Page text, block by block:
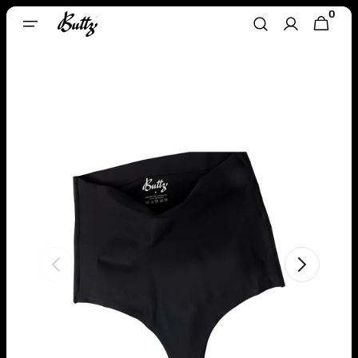
Direkt
Zum
WARENKORB
0
ARTIKEL